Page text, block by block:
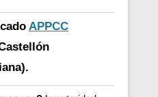
APPCC